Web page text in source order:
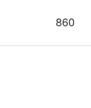
860